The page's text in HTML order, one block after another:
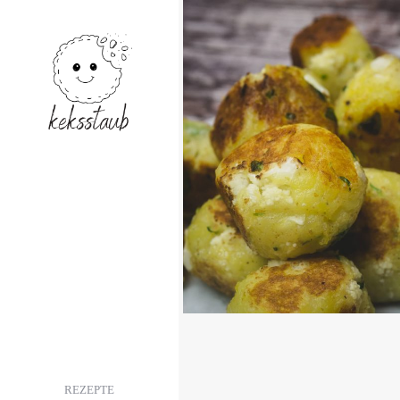
REZEPTE
PARTYTIME –
KARTOFFEL
BLUMENKOHL
BÄLLCHEN